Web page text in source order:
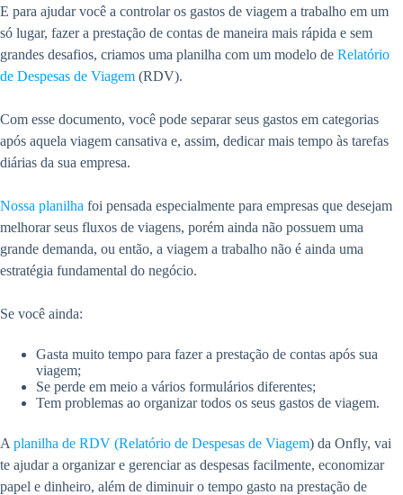
E para ajudar você a controlar os gastos de viagem a trabalho em um
só lugar, fazer a prestação de contas de maneira mais rápida e sem
grandes desafios, criamos uma planilha com um modelo de Relatório
de Despesas de Viagem (RDV).
Com esse documento, você pode separar seus gastos em categorias
após aquela viagem cansativa e, assim, dedicar mais tempo às tarefas
diárias da sua empresa.
Nossa planilha foi pensada especialmente para empresas que desejam
melhorar seus fluxos de viagens, porém ainda não possuem uma
grande demanda, ou então, a viagem a trabalho não é ainda uma
estratégia fundamental do negócio.
Se você ainda:
Gasta muito tempo para fazer a prestação de contas após sua
viagem;
Se perde em meio a vários formulários diferentes;
Tem problemas ao organizar todos os seus gastos de viagem.
A planilha de RDV (Relatório de Despesas de Viagem) da Onfly, vai
te ajudar a organizar e gerenciar as despesas facilmente, economizar
papel e dinheiro, além de diminuir o tempo gasto na prestação de